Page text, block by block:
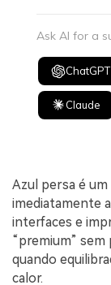
Ask AI for a
ChatGPT
Claude
Azul persa é
imediatamente
interfaces e
“premium”
quando
calor.